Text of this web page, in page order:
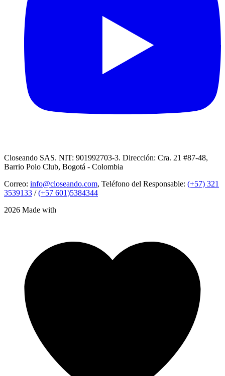
Closeando SAS. NIT: 901992703-3. Dirección: Cra. 21 #87-48,
Barrio Polo Club, Bogotá - Colombia
Correo: info@closeando.com, Teléfono del Responsable: (+57) 321
3539133 /(+57 601)5384344
2026 Made with